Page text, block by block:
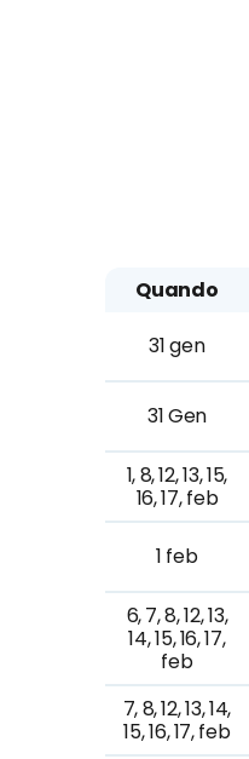
Quando
31 gen
31 Gen
1, 8, 12, 13, 15,
16, 17, feb
1 feb
6, 7, 8, 12, 13,
14, 15, 16, 17,
feb
7, 8, 12, 13, 14,
15, 16, 17, feb